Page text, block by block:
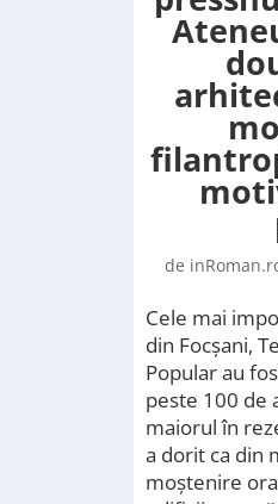
de
Cele mai
din Focșani,
Popular au
peste 100 de
maiorul în
a dorit ca din
moștenire